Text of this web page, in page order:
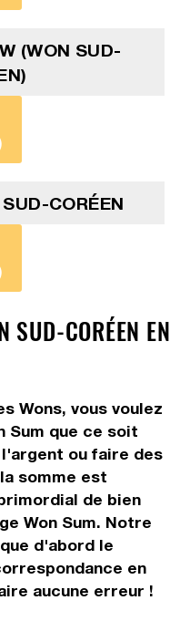
(WON SUD-
CORÉEN
SUD-CORÉEN EN
Wons, vous voulez
Sum que ce soit
l'argent ou faire des
somme est
de bien
Won Sum. Notre
d'abord le
en
aucune erreur !